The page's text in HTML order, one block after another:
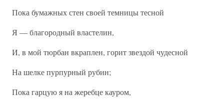
Пока бумажных стен своей темницы тесной
Я — благородный властелин,
И, в мой тюрбан вкраплен, горит звездой чудесной
На шелке пурпурный рубин;
Пока гарцую я на жеребце кауром,